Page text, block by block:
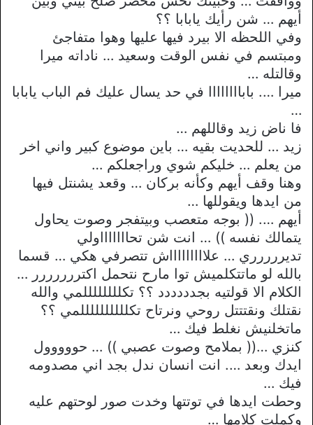
أيهم … شن رأيك يابابا ؟؟
وفي اللحظه الا بيرد فيها عليها وهوا متفاجئ
ومبتسم في نفس الوقت وسعيد … ناداته ميرا
وقالتله …
ميرا …. باباااااااا في حد يسال عليك فم الباب يابابا
…
فا ناض زيد وقاللهم …
زيد … للحديت بقيه … باين موضوع كبير واني اخر
من يعلم … خليكم شوي وراجعلكم …
وهنا وقف أيهم وكأنه بركان … وقعد يشنتل فيها
من ايدها ويقوللها …
أيهم …. (( بوجه متعصب وبيتفجر وصوت يحاول
يتمالك نفسه )) … انت شن تحاااااااولي
تديررررري … علاااااااااش تتصرفي هكي … قسما
بالله لو ماتتكلميش توا مارح نتحمل اكتررررررر …
الكلام الا قولتيه بجدددددد ؟؟ تكللللللللمي والله
نقتلك ونقتتتل روحي ونرتاح تكللللللللللمي ؟؟
ماتخلنيش نغلط فيك …
كنزي …(( بملامح وصوت عصبي )) … حووووول
ايدك وبعد …. انت انسان ندل بجد اني مصدومه
فيك …
وحطت ايدها في توتتها وخدت صور لوحتهم عليه
وكملت كلامها …